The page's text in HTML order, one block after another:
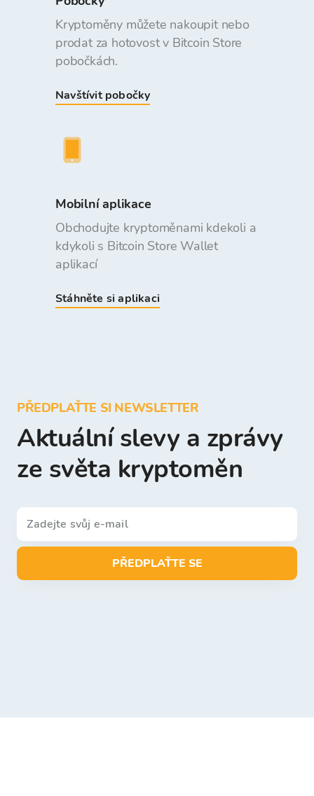
Kryptoměny můžete nakoupit nebo
prodat za hotovost v Bitcoin Store
pobočkách.
Navštívit pobočky
Mobilní aplikace
Obchodujte kryptoměnami kdekoli a
kdykoli s Bitcoin Store Wallet
aplikací
Stáhněte si aplikaci
PŘEDPLAŤTE SI NEWSLETTER
Aktuální slevy a zprávy
ze světa kryptoměn
PŘEDPLAŤTE SE